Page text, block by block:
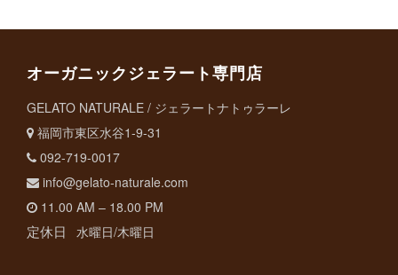
オーガニックジェラート専門店
GELATO NATURALE / ジェラートナトゥラーレ
福岡市東区水谷1-9-31
092-719-0017
info@gelato-naturale.com
11.00 AM – 18.00 PM
定休日 水曜日/木曜日